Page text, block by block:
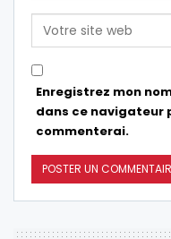
Enregistrez mon
dans ce navigateur
commenterai.